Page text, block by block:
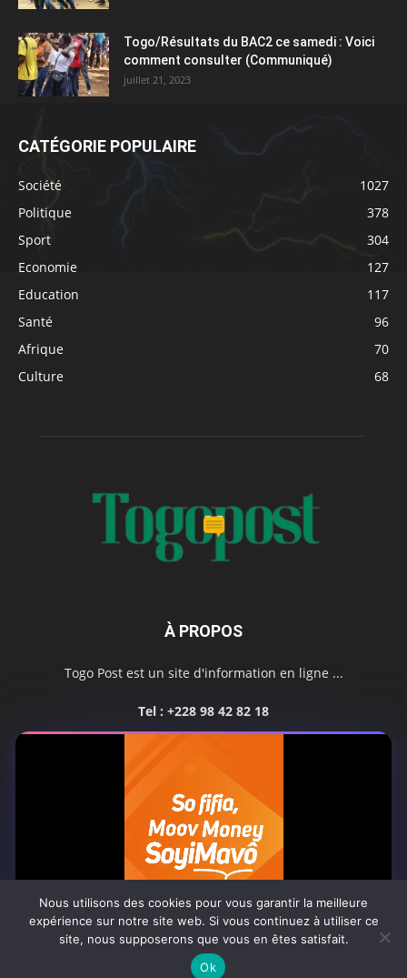
Togo/Résultats du BAC2 ce samedi : Voici
comment consulter (Communiqué)
juillet 21, 2023
CATÉGORIE POPULAIRE
Société
1027
Politique
378
Sport
304
Economie
127
Education
117
Santé
96
Afrique
70
Culture
68
À PROPOS
Togo Post est un site d'information en ligne ...
Tel : +228 98 42 82 18
SUIVEZ NOUS
Africa-Newsroom Contact Activités du site
© Copyright 2025 Togo Post | Tous droits réservés
Nous utilisons des cookies pour vous garantir la meilleure
expérience sur notre site web. Si vous continuez à utiliser ce
site, nous supposerons que vous en êtes satisfait.
Ok